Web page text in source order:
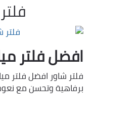
افضل فلتر
فلتر شاور افضل فلتر
برفاهية وتحسن مع